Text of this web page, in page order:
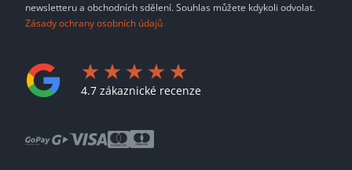
newsletteru a obchodních sdělení. Souhlas můžete kdykoli odvolat.
Zásady ochrany osobních údajů
4.7 zákaznické recenze